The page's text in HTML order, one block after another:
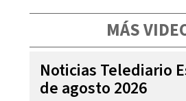
MÁS
Noticias Telediario
de agosto 2026